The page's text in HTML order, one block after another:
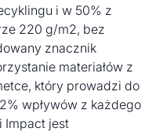
i w 50% z
220 g/m2, bez
znacznik
materiałów z
który prowadzi do
wpływów z każdego
Impact jest